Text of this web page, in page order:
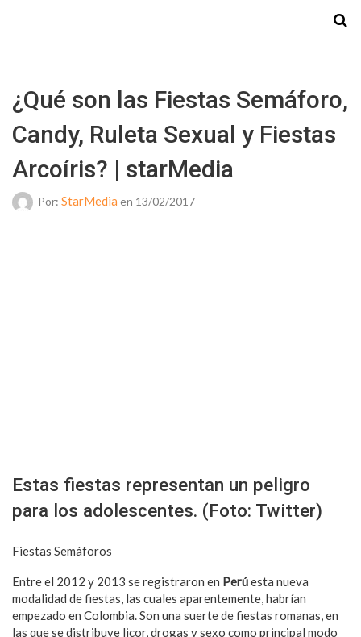
¿Qué son las Fiestas Semáforo,
Candy, Ruleta Sexual y Fiestas
Arcoíris? | starMedia
Por: StarMedia en 13/02/2017
Estas fiestas representan un peligro
para los adolescentes. (Foto: Twitter)
Fiestas Semáforos
Entre el 2012 y 2013 se registraron en Perúesta nueva
modalidad de fiestas, las cuales aparentemente, habrían
empezado en Colombia. Son una suerte de fiestas romanas, en
las que se distribuye licor, drogas y sexo como principal modo